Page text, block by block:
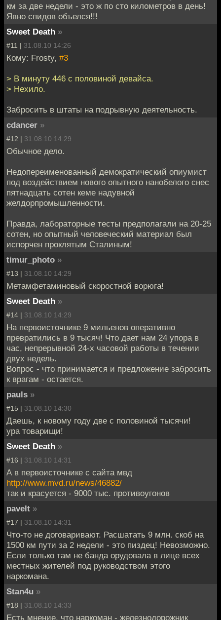
км за две недели - это ж по сто километров в день!
Явно спидов объелся!!!
Sweet Death »
#11 | 31.08.10 14:26
Кому: Frosty, #3
> В минуту 446 с половиной девайса.
> Нехило.
Забросить в штаты на подрывную деятельность.
cdancer »
#12 | 31.08.10 14:29
Обычное дело.
Недопереименованный демократический опиумист
под воздействием нового опытного нанобелого снес
пятнадцать сотен кеме надувной
желдорпромышленности.
Правда, лабораторные тесты предполагали на 20-25
сотен, но опытный человеческий материал был
испорчен проклятым Сталиным!
timur_photo »
#13 | 31.08.10 14:29
Метамфетаминовый скоростной ворюга!
Sweet Death »
#14 | 31.08.10 14:29
На первоисточнике 9 мильенов оперативно
превратились в 9 тысяч! Что дает нам 24 упора в
час, непрерывной 24-х часовой работы в течении
двух недель.
Вопрос - что принимается и предложение забросить
к врагам - остается.
pauls »
#15 | 31.08.10 14:30
Даешь, к новому году две с половиной тысячи!
ура товарищи!
Sweet Death »
#16 | 31.08.10 14:31
А в первоисточнике с сайта мвд
http://www.mvd.ru/news/46882/
так и красуется - 9000 тыс. противоугонов
pavelt »
#17 | 31.08.10 14:31
Что-то не договаривают. Расшатать 9 млн. скоб на
1500 км пути за 2 недели - это пиздец! Невозможно.
Если только там не банда орудовала в лице всех
местных жителей под руководством этого
наркомана.
Stan4u »
#18 | 31.08.10 14:33
Есть мнение, что наркоман - железнодорожник